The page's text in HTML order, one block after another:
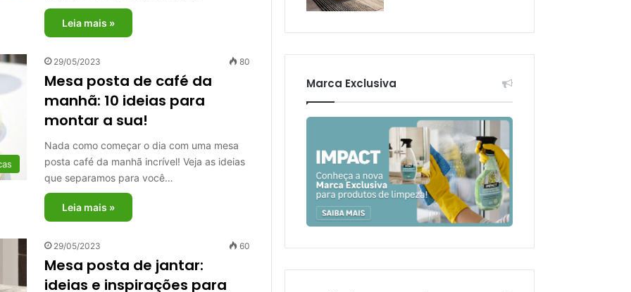
Leia mais »
29/05/2023 80
Mesa posta de café da
manhã: 10 ideias para
montar a sua!
Nada como começar o dia com uma mesa
posta café da manhã incrível! Veja as ideias
que separamos para você…
Leia mais »
29/05/2023 60
Mesa posta de jantar:
ideias e inspirações para
Marca Exclusiva